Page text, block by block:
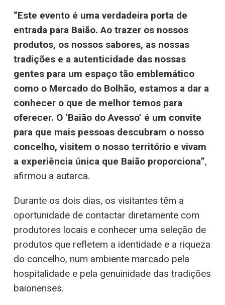
“Este evento é uma verdadeira porta de
entrada para Baião. Ao trazer os nossos
produtos, os nossos sabores, as nossas
tradições e a autenticidade das nossas
gentes para um espaço tão emblemático
como o Mercado do Bolhão, estamos a dar a
conhecer o que de melhor temos para
oferecer. O ‘Baião do Avesso’ é um convite
para que mais pessoas descubram o nosso
concelho, visitem o nosso território e vivam
a experiência única que Baião proporciona”,
afirmou a autarca.
Durante os dois dias, os visitantes têm a
oportunidade de contactar diretamente com
produtores locais e conhecer uma seleção de
produtos que refletem a identidade e a riqueza
do concelho, num ambiente marcado pela
hospitalidade e pela genuinidade das tradições
baionenses.